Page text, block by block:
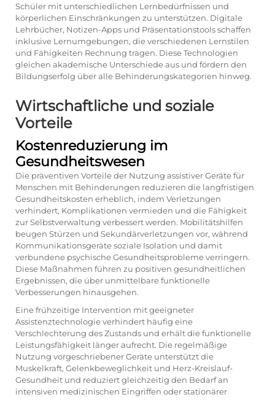
Schüler mit unterschiedlichen Lernbedürfnissen und
körperlichen Einschränkungen zu unterstützen. Digitale
Lehrbücher, Notizen-Apps und Präsentationstools schaffen
inklusive Lernumgebungen, die verschiedenen Lernstilen
und Fähigkeiten Rechnung tragen. Diese Technologien
gleichen akademische Unterschiede aus und fördern den
Bildungserfolg über alle Behinderungskategorien hinweg.
Wirtschaftliche und soziale
Vorteile
Kostenreduzierung im
Gesundheitswesen
Die präventiven Vorteile der Nutzung assistiver Geräte für
Menschen mit Behinderungen reduzieren die langfristigen
Gesundheitskosten erheblich, indem Verletzungen
verhindert, Komplikationen vermieden und die Fähigkeit
zur Selbstverwaltung verbessert werden. Mobilitätshilfen
beugen Stürzen und Sekundärverletzungen vor, während
Kommunikationsgeräte soziale Isolation und damit
verbundene psychische Gesundheitsprobleme verringern.
Diese Maßnahmen führen zu positiven gesundheitlichen
Ergebnissen, die über unmittelbare funktionelle
Verbesserungen hinausgehen.
Eine frühzeitige Intervention mit geeigneter
Assistenztechnologie verhindert häufig eine
Verschlechterung des Zustands und erhält die funktionelle
Leistungsfähigkeit länger aufrecht. Die regelmäßige
Nutzung vorgeschriebener Geräte unterstützt die
Muskelkraft, Gelenkbeweglichkeit und Herz-Kreislauf-
Gesundheit und reduziert gleichzeitig den Bedarf an
intensiven medizinischen Eingriffen oder stationärer